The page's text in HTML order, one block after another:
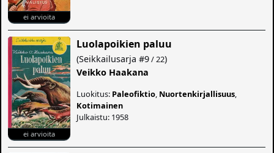
ei arvioita
ei arvioita
Luolapoikien paluu
(Seikkailusarja #9/ 22)
Veikko Haakana
Luokitus: Paleofiktio Nuortenkirjallisuus
Kotimainen
Julkaistu: 1958